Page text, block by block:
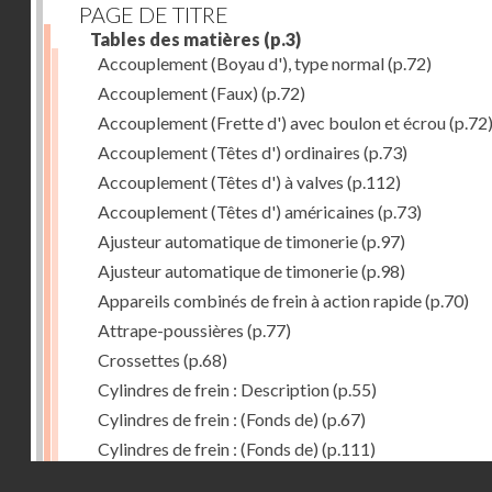
PAGE DE TITRE
Tables des matières (p.3)
Accouplement (Boyau d'), type normal(p.72)
Accouplement (Faux) (p.72)
Accouplement (Frette d') avec boulon et écrou(p.72)
Accouplement (Têtes d') ordinaires (p.73)
Accouplement (Têtes d') à valves (p.112)
Accouplement (Têtes d') américaines (p.73)
Ajusteur automatique de timonerie(p.97)
Ajusteur automatique de timonerie(p.98)
Appareils combinés de frein à action rapide(p.70)
Attrape-poussières (p.77)
Crossettes (p.68)
Cylindres de frein : Description(p.55)
Cylindres de frein : (Fonds de) (p.67)
Cylindres de frein : (Fonds de) (p.111)